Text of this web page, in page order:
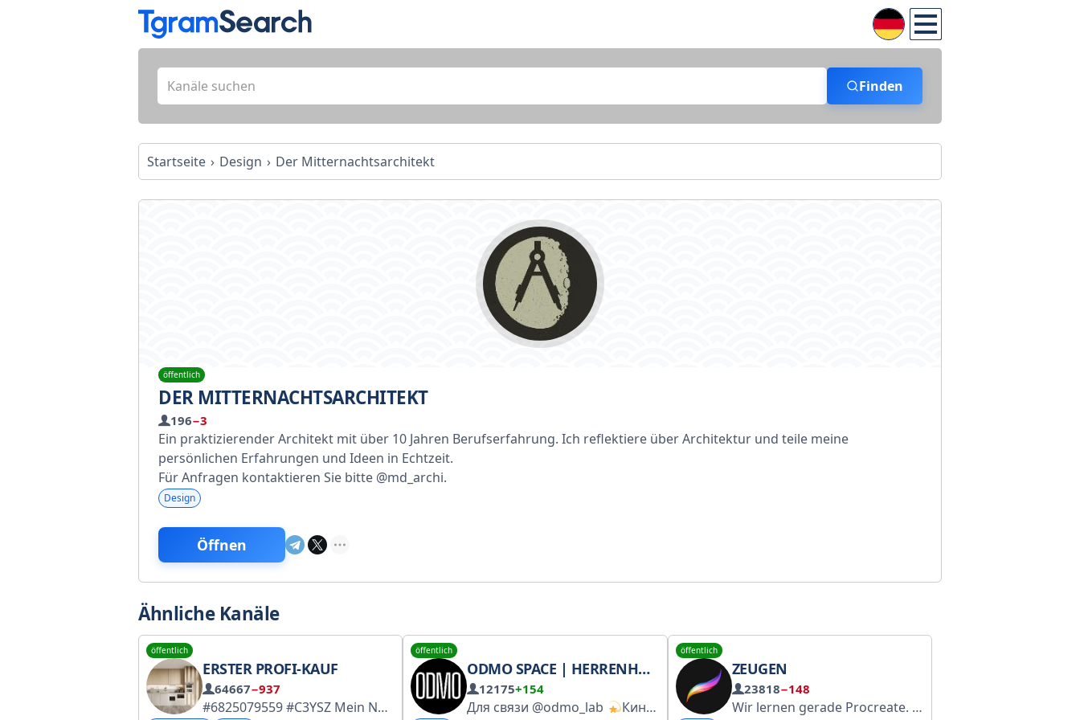
Finden
Startseite Design Der Mitternachtsarchitekt
öffentlich
DER MITTERNACHTSARCHITEKT
196−3
Ein praktizierender Architekt mit über 10 Jahren Berufserfahrung. Ich reflektiere über Architektur und teile meine
persönlichen Erfahrungen und Ideen in Echtzeit.
Für Anfragen kontaktieren Sie bitte @md_archi.
Design
Öffnen
Ähnliche Kanäle
öffentlich
ERSTER PROFI-KAUF
64667−937
#6825079559 #C3YSZ Mein Name ist Julia, und bei uns dreht sich alles ums Shoppen! Meine Fundstücke für dein Traumleben. Mit Preisen und Links. Für Kooperationsanfragen kontaktiere bitte: @julialapina
öffentlich
ODMO SPACE | HERRENHAUS IN KITAI-GOROD
12175+154
Для связи @odmo_lab Кино и арт-ужины каждую неделю Event-площадка в старинном
öffentlich
ZEUGEN
23818−148
Wir lernen gerade Procreate. Bei Fragen wenden Sie sich bitte an @design_manager_bot. Sie finden uns hier: https://www.gosuslugi.ru/snet